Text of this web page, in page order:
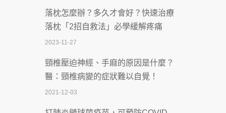
體溫飆破41度！醫連收兩例中暑病例：
致死率達8成
2026-07-07
深耕萬華55年 西園醫院回顧發展歷程與
智慧 醫療布局
2026-07-06
落枕怎麼辦？多久才會好？快速治療
落枕「2招自救法」必學緩解疼痛
2023-11-27
頸椎壓迫神經、手麻的原因是什麼？
醫：頸椎病變的症狀難以自覺！
2021-12-03